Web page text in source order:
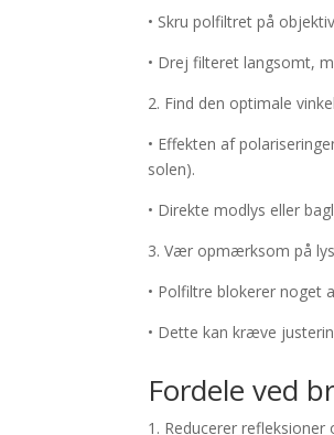
• Skru polfiltret på
• Drej filteret langsomt,
2. Find den optimale vinkel
• Effekten af
solen).
• Direkte modlys eller
3. Vær opmærksom på
• Polfiltre blokerer noget
• Dette kan kræve
Fordele ved
1. Reducerer refleksioner